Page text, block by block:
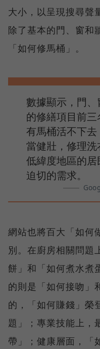
大小，以呈現搜尋聲
除了基本的門、窗和
「如何修馬桶」。
數據顯示，門
的修繕項目前
有馬桶活不下
當健壯，修理
低緯度地區的
迫切的需求。
網站也將百大「如何
別。在廚房相關問題
餅」和「如何煮水煮
的則是「如何接吻」
的，「如何賺錢」榮
題」；專業技能上，
帶」；健康層面，「